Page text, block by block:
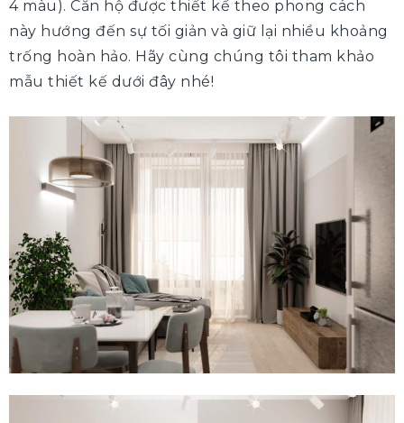
4 màu). Căn hộ được thiết kế theo phong cách
này hướng đến sự tối giản và giữ lại nhiều khoảng
trống hoàn hảo. Hãy cùng chúng tôi tham khảo
mẫu thiết kế dưới đây nhé!